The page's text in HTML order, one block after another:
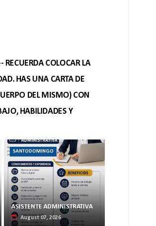
RECUERDA COLOCAR LA
HAS UNA CARTA DE
DEL MISMO) CON
HABILIDADES Y
SANTODOMINGO
ASISTENTE ADMINISTRATIVA
August 07, 2026